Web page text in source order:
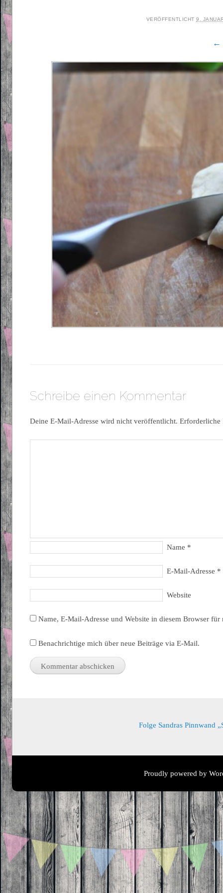
VERÖFFENTLICHT9.
←
Schreibe einen Kommentar
Deine E-Mail-Adresse wird nicht veröffentlicht.
Name *
E-Mail-Adresse *
Website
Name, E-Mail-Adresse und Website in diesem Browser
Benachrichtige mich über neue Beiträge via E-Mail.
Folge Sandras Pinnwand
Proudly powered by